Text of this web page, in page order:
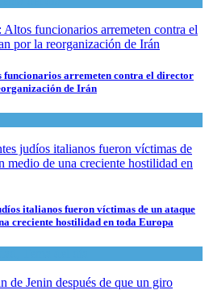
funcionarios arremeten contra el director
de Irán
italianos fueron víctimas de un ataque
creciente hostilidad en toda Europa